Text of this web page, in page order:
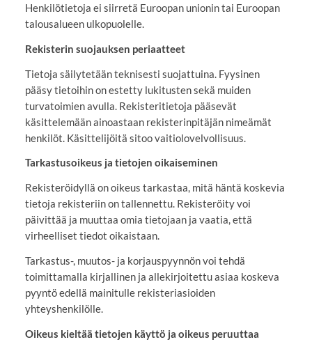
Henkilötietoja ei siirretä Euroopan unionin tai Euroopan
talousalueen ulkopuolelle.
Rekisterin suojauksen periaatteet
Tietoja säilytetään teknisesti suojattuina. Fyysinen
pääsy tietoihin on estetty lukitusten sekä muiden
turvatoimien avulla. Rekisteritietoja pääsevät
käsittelemään ainoastaan rekisterinpitäjän nimeämät
henkilöt. Käsittelijöitä sitoo vaitiolovelvollisuus.
Tarkastusoikeus ja tietojen oikaiseminen
Rekisteröidyllä on oikeus tarkastaa, mitä häntä koskevia
tietoja rekisteriin on tallennettu. Rekisteröity voi
päivittää ja muuttaa omia tietojaan ja vaatia, että
virheelliset tiedot oikaistaan.
Tarkastus-, muutos- ja korjauspyynnön voi tehdä
toimittamalla kirjallinen ja allekirjoitettu asiaa koskeva
pyyntö edellä mainitulle rekisteriasioiden
yhteyshenkilölle.
Oikeus kieltää tietojen käyttö ja oikeus peruuttaa